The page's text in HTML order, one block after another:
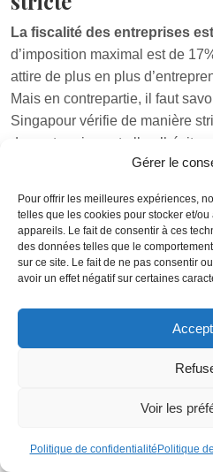
Gérer le
Pour offrir les meilleures expériences,
telles que les cookies pour stocker et/
appareils. Le fait de consentir à ces
des données telles que le
sur ce site. Le fait de ne pas consentir
avoir un effet négatif sur certaines
Voir les
Politique de confidentialité Politique
La fiscalité des entreprises
d’imposition maximal est de
attire de plus en plus
Mais en contrepartie, il faut
Singapour vérifie de manière
des entreprises et elle n’hésite
sanctions très sévères pour
Réglementation
Les banques de Singapour
réglementation américaine
que lors de l’ouverture d’un
des informations sur les
que les bénéficiaires effectux
vous attendre à des contrôles
administrations fiscales des